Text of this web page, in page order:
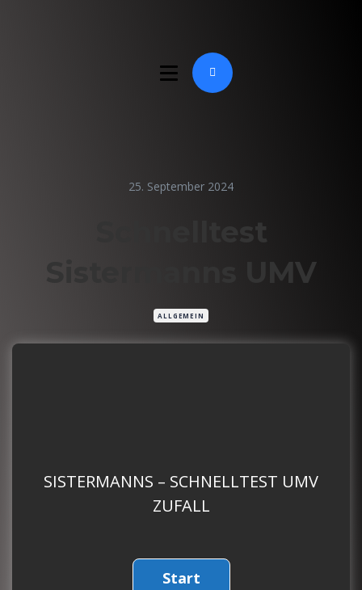
25. September 2024
Sistermanns UMV
ALLGEMEIN
SISTERMANNS – SCHNELLTEST UMV
ZUFALL